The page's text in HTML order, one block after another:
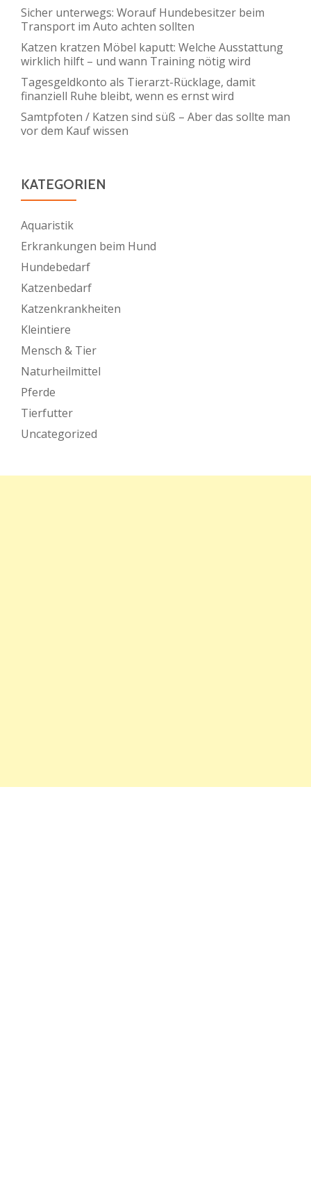
Sicher unterwegs: Worauf Hundebesitzer beim
Transport im Auto achten sollten
Katzen kratzen Möbel kaputt: Welche Ausstattung
wirklich hilft – und wann Training nötig wird
Tagesgeldkonto als Tierarzt-Rücklage, damit
finanziell Ruhe bleibt, wenn es ernst wird
Samtpfoten / Katzen sind süß – Aber das sollte man
vor dem Kauf wissen
KATEGORIEN
Aquaristik
Erkrankungen beim Hund
Hundebedarf
Katzenbedarf
Katzenkrankheiten
Kleintiere
Mensch & Tier
Naturheilmittel
Pferde
Tierfutter
Uncategorized